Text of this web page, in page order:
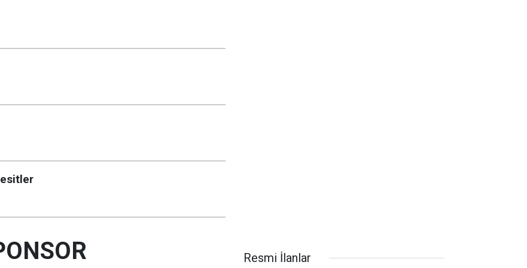
Resmi İlanlar